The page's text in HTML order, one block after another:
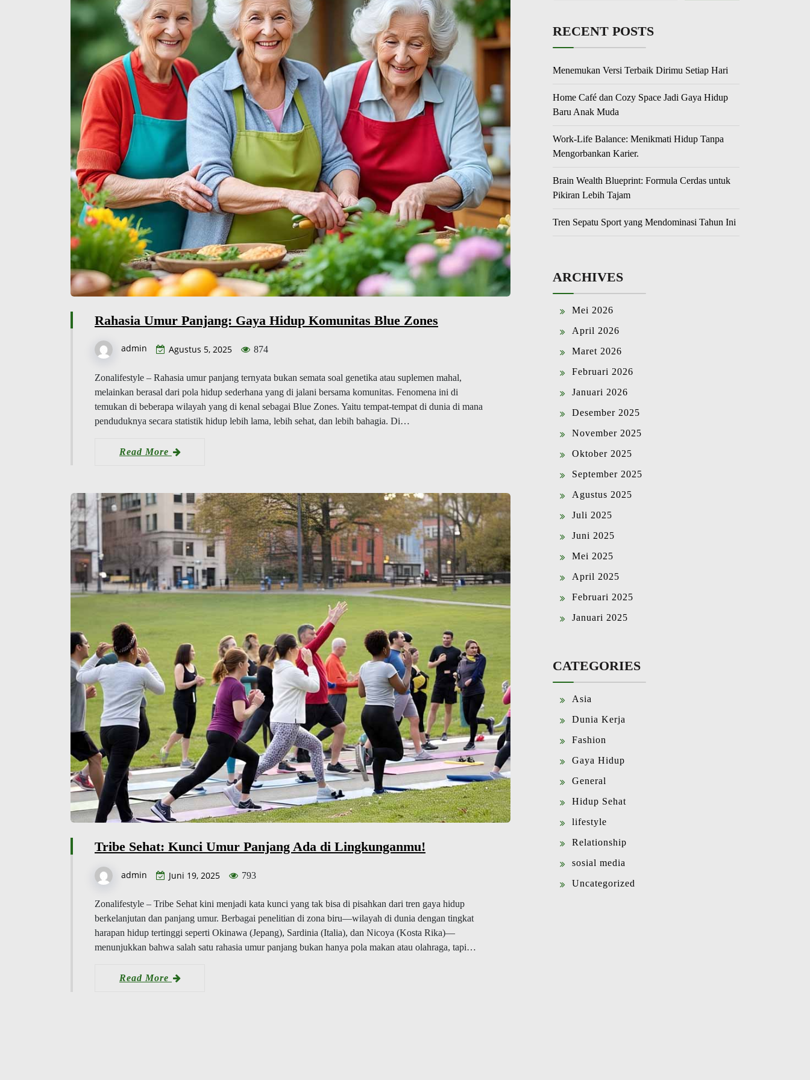
Rahasia Umur Panjang: Gaya Hidup Komunitas Blue Zones
admin Agustus 5, 2025 874
Zonalifestyle – Rahasia umur panjang ternyata bukan semata soal genetika atau suplemen mahal,
melainkan berasal dari pola hidup sederhana yang di jalani bersama komunitas. Fenomena ini di
temukan di beberapa wilayah yang di kenal sebagai Blue Zones. Yaitu tempat-tempat di dunia di mana
penduduknya secara statistik hidup lebih lama, lebih sehat, dan lebih bahagia. Di…
Read More
Tribe Sehat: Kunci Umur Panjang Ada di Lingkunganmu!
admin Juni 19, 2025 793
Zonalifestyle – Tribe Sehat kini menjadi kata kunci yang tak bisa di pisahkan dari tren gaya hidup
berkelanjutan dan panjang umur. Berbagai penelitian di zona biru—wilayah di dunia dengan tingkat
harapan hidup tertinggi seperti Okinawa (Jepang), Sardinia (Italia), dan Nicoya (Kosta Rika)—
menunjukkan bahwa salah satu rahasia umur panjang bukan hanya pola makan atau olahraga, tapi…
Read More
RECENT POSTS
Menemukan Versi Terbaik Dirimu Setiap Hari
Home Café dan Cozy Space Jadi Gaya Hidup
Baru Anak Muda
Work-Life Balance: Menikmati Hidup Tanpa
Mengorbankan Karier.
Brain Wealth Blueprint: Formula Cerdas untuk
Pikiran Lebih Tajam
Tren Sepatu Sport yang Mendominasi Tahun Ini
ARCHIVES
Mei 2026
April 2026
Maret 2026
Februari 2026
Januari 2026
Desember 2025
November 2025
Oktober 2025
September 2025
Agustus 2025
Juli 2025
Juni 2025
Mei 2025
April 2025
Februari 2025
Januari 2025
CATEGORIES
Asia
Dunia Kerja
Fashion
Gaya Hidup
General
Hidup Sehat
lifestyle
Relationship
sosial media
Uncategorized